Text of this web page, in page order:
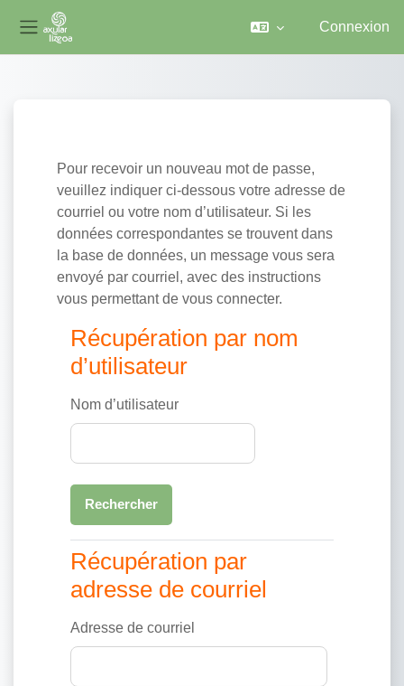
Panneau latéral
Connexion
Pour recevoir un nouveau mot de passe,
veuillez indiquer ci-dessous votre adresse de
courriel ou votre nom d’utilisateur. Si les
données correspondantes se trouvent dans
la base de données, un message vous sera
envoyé par courriel, avec des instructions
vous permettant de vous connecter.
Récupération par nom d’utilisateur
Récupération par nom
d’utilisateur
Nom d’utilisateur
Récupération par adresse de courriel
Récupération par
adresse de courriel
Adresse de courriel